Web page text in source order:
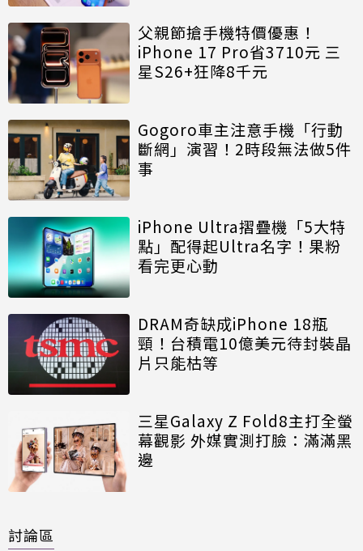
父親節搶手機特價優惠！
iPhone 17 Pro省3710元 三
星S26+狂降8千元
Gogoro車主注意手機「行動
斷網」演習！2時段無法做5件
事
iPhone Ultra摺疊機「5大特
點」配得起Ultra名字！果粉
看完更心動
DRAM奇缺成iPhone 18瓶
頸！台積電10億美元待封裝晶
片只能枯等
三星Galaxy Z Fold8主打全螢
幕觀影 外媒實測打臉：滿滿黑
邊
討論區